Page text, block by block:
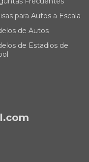
para Autos a Escala
de Autos
de Estadios de